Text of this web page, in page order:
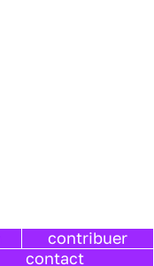
contribuer
contact